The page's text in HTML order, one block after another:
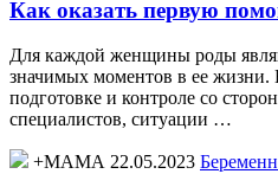
Как оказать первую
Для каждой женщины роды
значимых моментов в ее
подготовке и контроле со
специалистов, ситуации …
+МАМА 22.05.2023